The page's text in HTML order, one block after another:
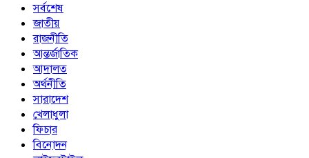
সর্বশেষ
জাতীয়
রাজনীতি
আন্তর্জাতিক
আদালত
অর্থনীতি
সারাদেশ
খেলাধুলা
ফিচার
বিনোদন